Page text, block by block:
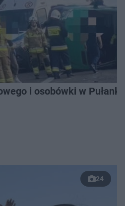
i osobówki w
24